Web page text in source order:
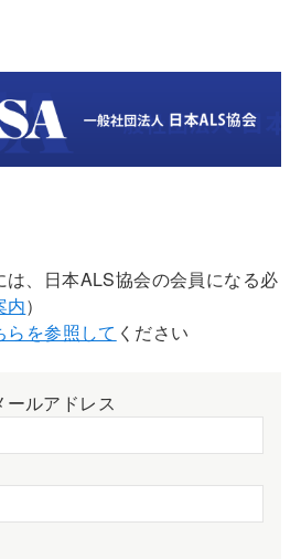
、日本ALS協会の会員になる必
内）
らを参照して ください
ルアドレス